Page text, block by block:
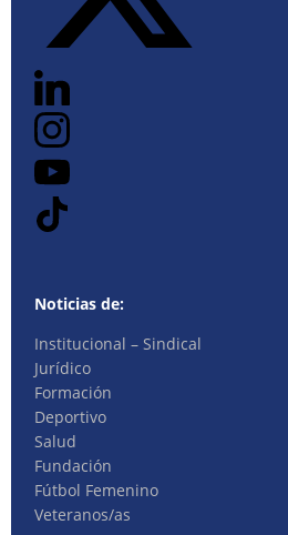
Noticias de:
Institucional – Sindical
Jurídico
Formación
Deportivo
Salud
Fundación
Fútbol Femenino
Veteranos/as